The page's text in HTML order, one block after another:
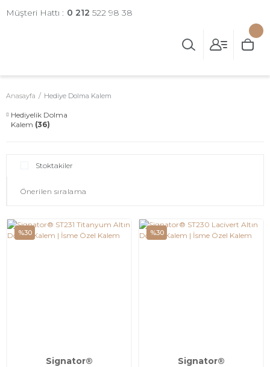
Müşteri Hattı : 0 212 522 98 38
Anasayfa Hediye Dolma Kalem
Hediyelik Dolma
Kalem (36)
Stoktakiler
%30
Signator®
%30
Signator®